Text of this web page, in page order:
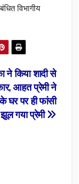
विभागीय
ने किया शादी से
आहत प्रेमी ने
घर पर ही फांसी
गया प्रेमी